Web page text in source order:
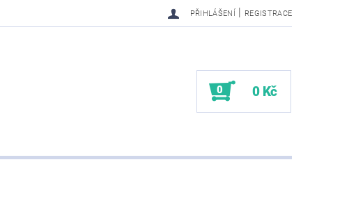
PŘIHLÁŠENÍ | REGISTRACE
0 0 Kč